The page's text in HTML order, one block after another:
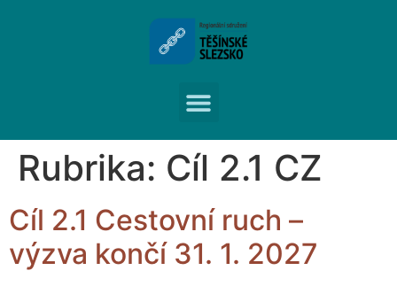
Rubrika: Cíl 2.1 CZ
Cíl 2.1 Cestovní ruch –
výzva končí 31. 1. 2027